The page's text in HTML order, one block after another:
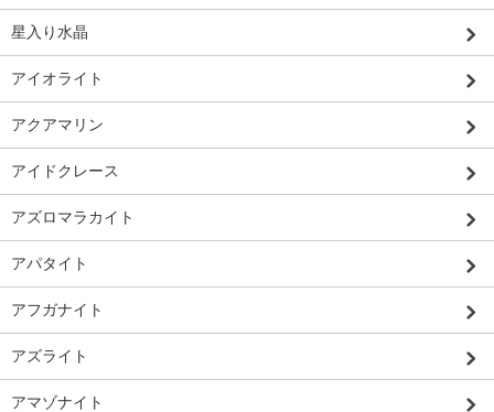
星入り水晶
アイオライト
アクアマリン
アイドクレース
アズロマラカイト
アパタイト
アフガナイト
アズライト
アマゾナイト